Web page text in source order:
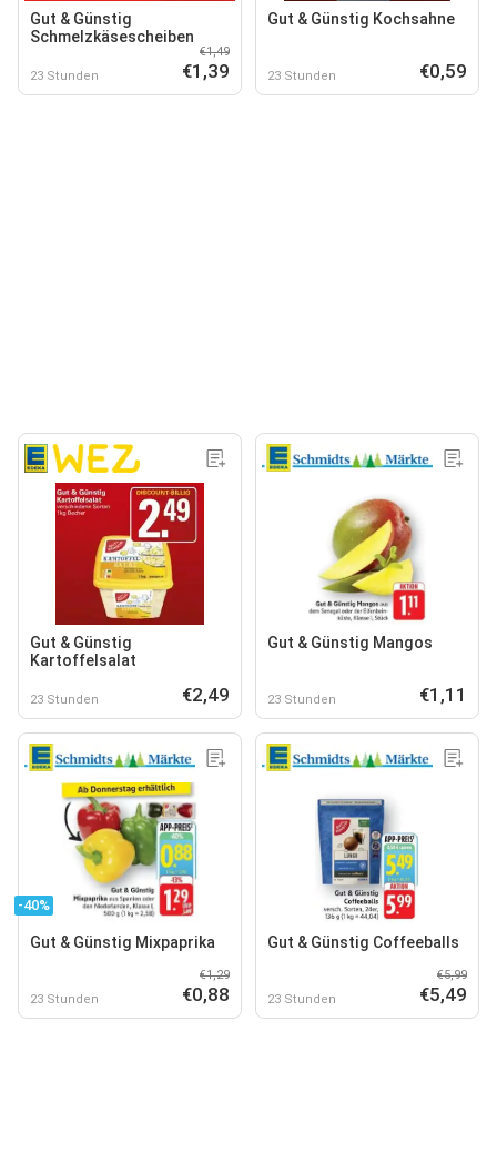
Gut & Günstig
Schmelzkäsescheiben
23 Stunden
€1,49
€1,39
Gut & Günstig Kochsahne
23 Stunden €0,59
Gut & Günstig
Kartoffelsalat
23 Stunden €2,49
Gut & Günstig Mangos
23 Stunden €1,11
-40%
Gut & Günstig Mixpaprika
23 Stunden
€1,29
€0,88
Gut & Günstig Coffeeballs
23 Stunden
€5,99
€5,49